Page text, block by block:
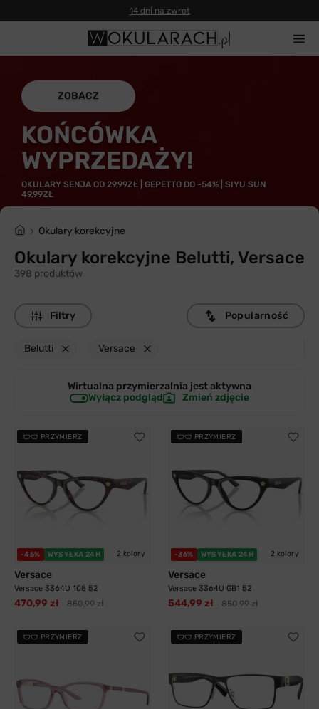
14 dni na zwrot
ZOBACZ
KOŃCÓWKA
WYPRZEDAŻY!
OKULARY SENJA OD 29,99ZŁ | GEPETTO DO -54% | SIYU SUN
49,99ZŁ
Okulary korekcyjne
Okulary korekcyjne Belutti, Versace
398 produktów
Filtry
Belutti Versace
Popularność
Wirtualna przymierzalnia jestaktywna
Wyłącz podgląd
Zmień zdjęcie
PRZYMIERZ
-45% WYSYŁKA 24H 2 kolory
Versace
Versace 3364U 108 52
470,99 zł 850,99 zł
PRZYMIERZ
-36% WYSYŁKA 24H 2 kolory
Versace
Versace 3364U GB1 52
544,99 zł 850,99 zł
PRZYMIERZ PRZYMIERZ